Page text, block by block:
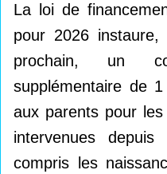
La loi de
pour 2026
prochain, un
supplémentaire de
aux parents pour
intervenues
compris les